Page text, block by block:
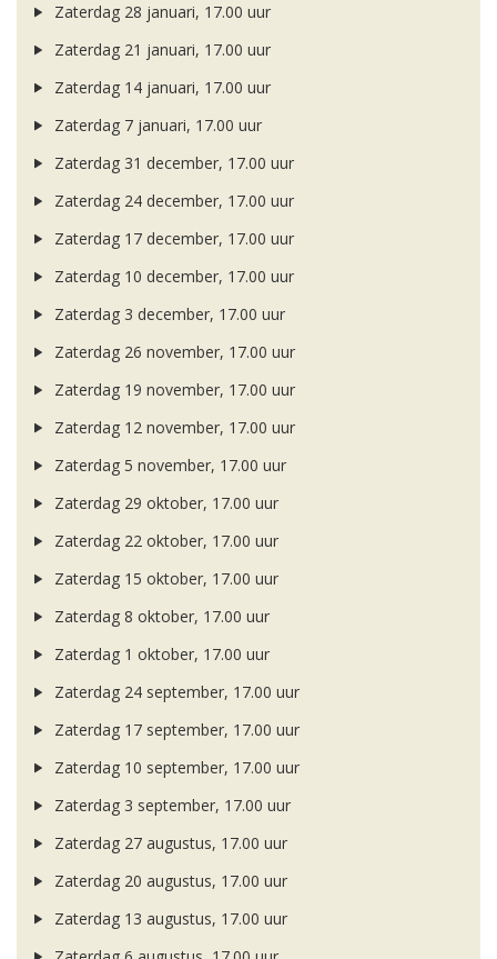
Zaterdag 28 januari, 17.00 uur
Zaterdag 21 januari, 17.00 uur
Zaterdag 14 januari, 17.00 uur
Zaterdag 7 januari, 17.00 uur
Zaterdag 31 december, 17.00 uur
Zaterdag 24 december, 17.00 uur
Zaterdag 17 december, 17.00 uur
Zaterdag 10 december, 17.00 uur
Zaterdag 3 december, 17.00 uur
Zaterdag 26 november, 17.00 uur
Zaterdag 19 november, 17.00 uur
Zaterdag 12 november, 17.00 uur
Zaterdag 5 november, 17.00 uur
Zaterdag 29 oktober, 17.00 uur
Zaterdag 22 oktober, 17.00 uur
Zaterdag 15 oktober, 17.00 uur
Zaterdag 8 oktober, 17.00 uur
Zaterdag 1 oktober, 17.00 uur
Zaterdag 24 september, 17.00 uur
Zaterdag 17 september, 17.00 uur
Zaterdag 10 september, 17.00 uur
Zaterdag 3 september, 17.00 uur
Zaterdag 27 augustus, 17.00 uur
Zaterdag 20 augustus, 17.00 uur
Zaterdag 13 augustus, 17.00 uur